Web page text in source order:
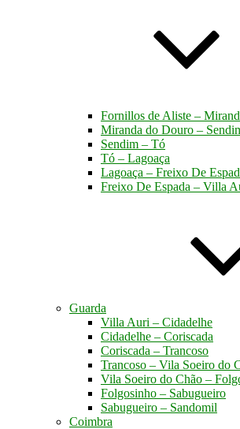
Fornillos de Aliste –
Miranda do Douro –
Sendim – Tó
Tó – Lagoaça
Lagoaça – Freixo De
Freixo De Espada – Villa
Guarda
Villa Auri – Cidadelhe
Cidadelhe – Coriscada
Coriscada – Trancoso
Trancoso – Vila Soeiro do
Vila Soeiro do Chão –
Folgosinho – Sabugueiro
Sabugueiro – Sandomil
Coimbra